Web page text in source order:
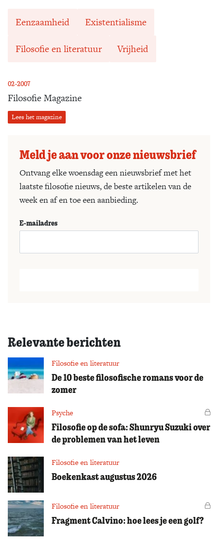
02-2007
Filosofie Magazine
Lees het magazine
Eenzaamheid Existentialisme
Filosofie en literatuur Vrijheid
Meld je aan voor onze nieuwsbrief
Ontvang elke woensdag een nieuwsbrief met het
laatste filosofie nieuws, de beste artikelen van de
week en af en toe een aanbieding.
E-mailadres
Relevante berichten
Filosofie en literatuur
De 10 beste filosofische romans voor de
zomer
Psyche
Filosofie op de sofa: Shunryu Suzuki over
de problemen van het leven
Filosofie en literatuur
Boekenkast augustus 2026
Filosofie en literatuur
Fragment Calvino: hoe lees je een golf?